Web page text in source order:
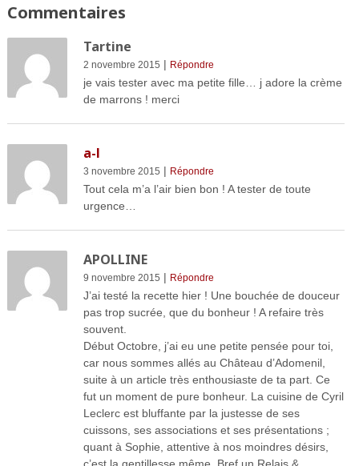
Commentaires
Tartine
2 novembre 2015 | Répondre
je vais tester avec ma petite fille… j adore la crème
de marrons ! merci
a-l
3 novembre 2015 | Répondre
Tout cela m’a l’air bien bon ! A tester de toute
urgence…
APOLLINE
9 novembre 2015 | Répondre
J’ai testé la recette hier ! Une bouchée de douceur
pas trop sucrée, que du bonheur ! A refaire très
souvent.
Début Octobre, j’ai eu une petite pensée pour toi,
car nous sommes allés au Château d’Adomenil,
suite à un article très enthousiaste de ta part. Ce
fut un moment de pure bonheur. La cuisine de Cyril
Leclerc est bluffante par la justesse de ses
cuissons, ses associations et ses présentations ;
quant à Sophie, attentive à nos moindres désirs,
c’est la gentillesse même. Bref un Relais &